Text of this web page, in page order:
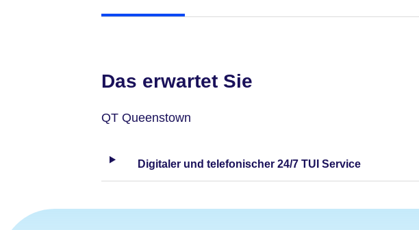
Das erwartet Sie
QT Queenstown
Digitaler und telefonischer 24/7 TUI Service